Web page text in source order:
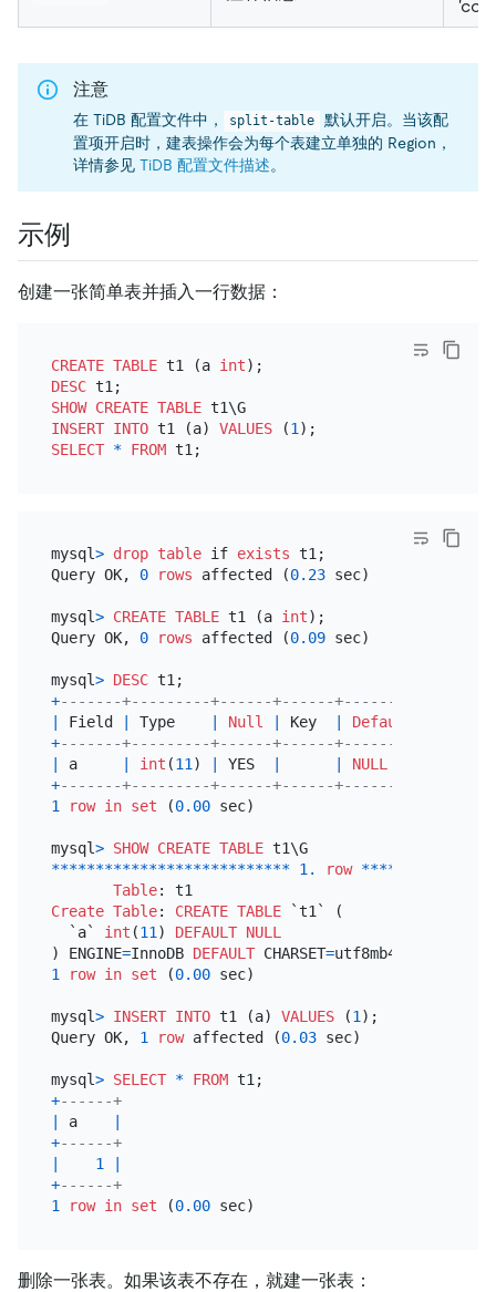
注意
在 TiDB 配置文件中， split-table
默认开启。当该配
置项开启时，建表操作会为每个表建立单独的 Region，
详情参见 TiDB 配置文件描述。
示例
创建一张简单表并插入一行数据：
CREATE TABLE t1 (a int
DESC
SHOW CREATE TABLE
t1\G
INSERT INTO t1 (a) VALUES (1
SELECT * FROM
mysql> drop table if exists t1;
Query OK, 0 rows affected (0.23 sec)
mysql> CREATE TABLE t1 (a int);
Query OK, 0 rows affected (0.09 sec)
mysql> DESC
+-------+---------+------+------+---------+-------
Field Type Null Key Default
+-------+---------+------+------+---------+-------
a int (11) YES NULL
+-------+---------+------+------+---------+-------
1
row in set (0.00 sec)
mysql> SHOW CREATE TABLE
t1\G
*************************** 1. row ****
Table
: t1
Create Table: CREATE TABLE `t1` (
  `a`
int (11) DEFAULT NULL
) ENGINE=InnoDB DEFAULT CHARSET=utf8mb4
1
row in set (0.00 sec)
mysql> INSERT INTO t1 (a) VALUES (1);
Query OK, 1 row affected (0.03 sec)
mysql> SELECT * FROM
+------+
a
+------+
1
+------+
1
row in set (0.00
删除一张表。如果该表不存在，就建一张表：